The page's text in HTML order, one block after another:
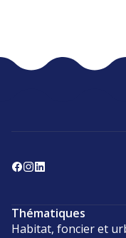
Thématiques
Habitat, foncier et